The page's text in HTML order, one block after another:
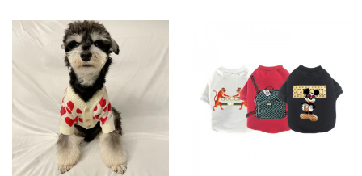
ット服 犬洋服 猫服 ワンちゃ
ん XXS~XL